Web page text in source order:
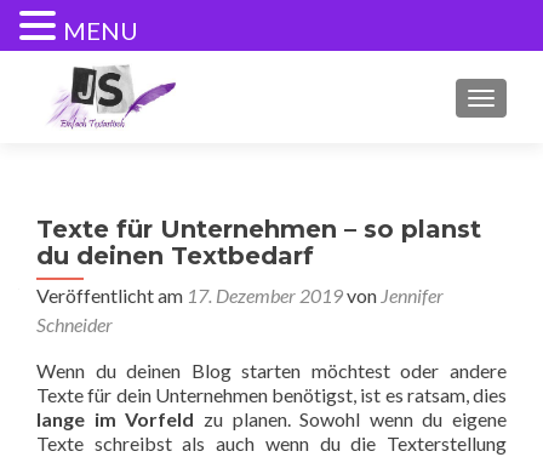
Texte für Unternehmen – so planst
du deinen Textbedarf
Veröffentlicht am 17. Dezember 2019von Jennifer
Schneider
Wenn du deinen Blog starten möchtest oder andere
Texte für dein Unternehmen benötigst, ist es ratsam, dies
lange im Vorfeld zu planen. Sowohl wenn du eigene
Texte schreibst als auch wenn du die Texterstellung
MENU